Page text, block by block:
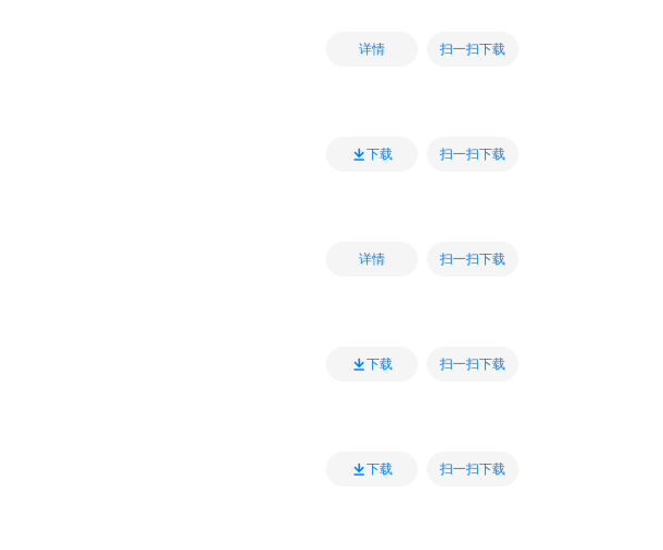
详情 扫一扫下载
下载 扫一扫下载
详情 扫一扫下载
下载 扫一扫下载
下载 扫一扫下载